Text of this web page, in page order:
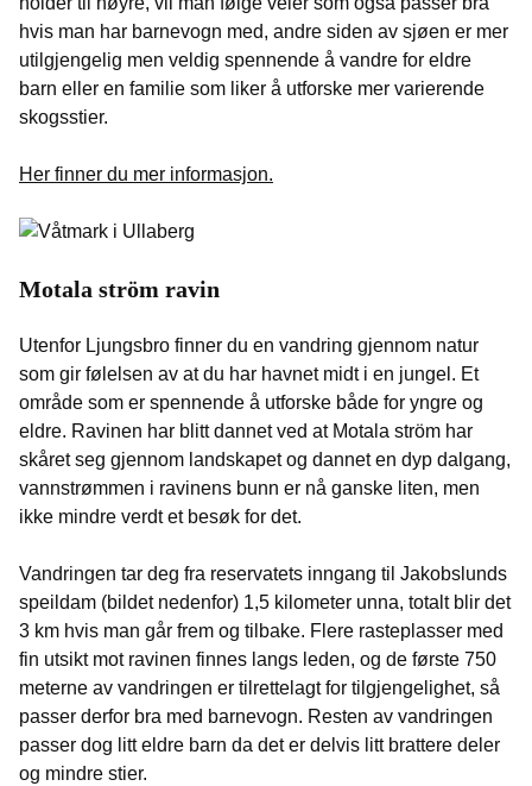
hvis man har barnevogn med, andre siden av sjøen er mer
utilgjengelig men veldig spennende å vandre for eldre
barn eller en familie som liker å utforske mer varierende
skogsstier.
Her finner du mer informasjon.
Motala ström ravin
Utenfor Ljungsbro finner du en vandring gjennom natur
som gir følelsen av at du har havnet midt i en jungel. Et
område som er spennende å utforske både for yngre og
eldre. Ravinen har blitt dannet ved at Motala ström har
skåret seg gjennom landskapet og dannet en dyp dalgang,
vannstrømmen i ravinens bunn er nå ganske liten, men
ikke mindre verdt et besøk for det.
Vandringen tar deg fra reservatets inngang til Jakobslunds
speildam (bildet nedenfor) 1,5 kilometer unna, totalt blir det
3 km hvis man går frem og tilbake. Flere rasteplasser med
fin utsikt mot ravinen finnes langs leden, og de første 750
meterne av vandringen er tilrettelagt for tilgjengelighet, så
passer derfor bra med barnevogn. Resten av vandringen
passer dog litt eldre barn da det er delvis litt brattere deler
og mindre stier.